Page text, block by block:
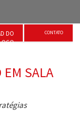
DO
CONTATO
SALA